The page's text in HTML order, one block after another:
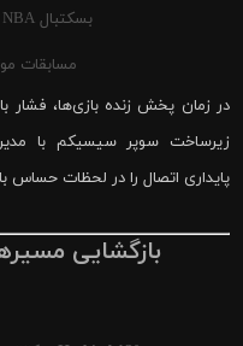
بسکتبال NBA و رقابت‌های بین‌المللی
مسابقات
در زمان پخش زنده بازی‌ها، فشار
زیرساخت سوپر سیسیکم با
پایداری اتصال را در لحظات حساس
بازگشایی